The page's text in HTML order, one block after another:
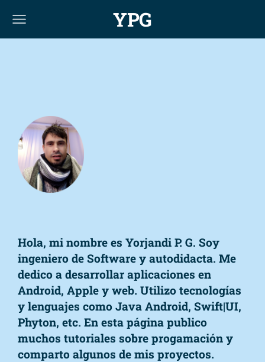
YPG
Hola, mi nombre es Yorjandi P. G. Soy
ingeniero de Software y autodidacta. Me
dedico a desarrollar aplicaciones en
Android, Apple y web. Utilizo tecnologías
y lenguajes como Java Android, Swift|UI,
Phyton, etc. En esta página publico
muchos tutoriales sobre progamación y
comparto algunos de mis proyectos.